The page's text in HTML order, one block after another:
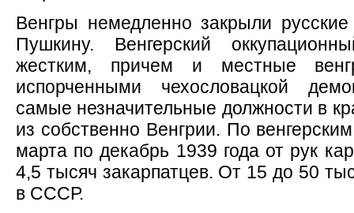
Венгры немедленно закрыли
Пушкину. Венгерский
жестким, причем и местные
испорченными чехословацкой
самые незначительные должности в
из собственно Венгрии. По
марта по декабрь 1939 года от рук
4,5 тысяч закарпатцев. От 15 до 50
в СССР.